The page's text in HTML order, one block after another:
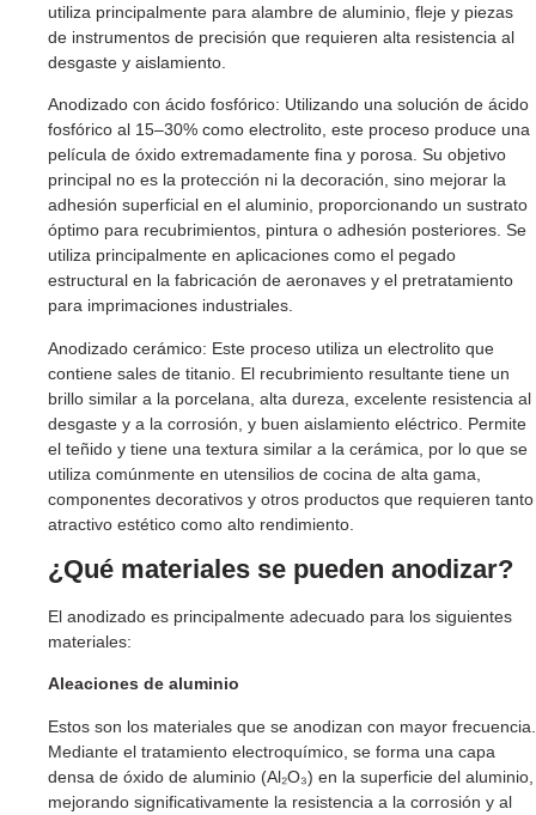
utiliza principalmente para alambre de aluminio, fleje y piezas
de instrumentos de precisión que requieren alta resistencia al
desgaste y aislamiento.
Anodizado con ácido fosfórico: Utilizando una solución de ácido
fosfórico al 15–30% como electrolito, este proceso produce una
película de óxido extremadamente fina y porosa. Su objetivo
principal no es la protección ni la decoración, sino mejorar la
adhesión superficial en el aluminio, proporcionando un sustrato
óptimo para recubrimientos, pintura o adhesión posteriores. Se
utiliza principalmente en aplicaciones como el pegado
estructural en la fabricación de aeronaves y el pretratamiento
para imprimaciones industriales.
Anodizado cerámico: Este proceso utiliza un electrolito que
contiene sales de titanio. El recubrimiento resultante tiene un
brillo similar a la porcelana, alta dureza, excelente resistencia al
desgaste y a la corrosión, y buen aislamiento eléctrico. Permite
el teñido y tiene una textura similar a la cerámica, por lo que se
utiliza comúnmente en utensilios de cocina de alta gama,
componentes decorativos y otros productos que requieren tanto
atractivo estético como alto rendimiento.
¿Qué materiales se pueden anodizar?
El anodizado es principalmente adecuado para los siguientes
materiales:
Aleaciones de aluminio
Estos son los materiales que se anodizan con mayor frecuencia.
Mediante el tratamiento electroquímico, se forma una capa
densa de óxido de aluminio (Al₂O₃) en la superficie del aluminio,
mejorando significativamente la resistencia a la corrosión y al